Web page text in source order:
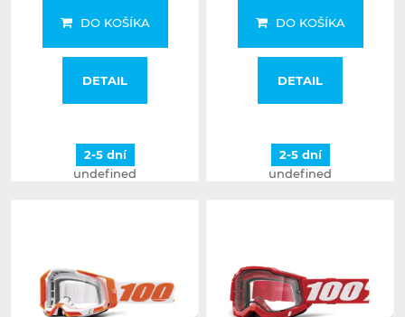
DO KOŠÍKA
DETAIL
2-5 dní
undefined
DO KOŠÍKA
DETAIL
2-5 dní
undefined